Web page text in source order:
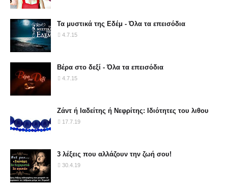
Τα μυστικά της Εδέμ - Όλα τα επεισόδια
4.7.15
Βέρα στο δεξί - Όλα τα επεισόδια
4.7.15
Ζάντ ή Ιαδείτης ή Νεφρίτης: Ιδιότητες του λιθου
17.7.19
3 λέξεις που αλλάζουν την ζωή σου!
30.4.19